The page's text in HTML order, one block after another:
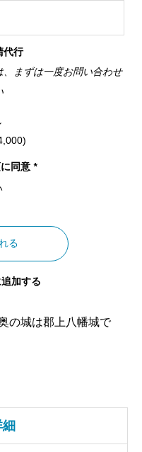
代行
まずは一度お問い合わせ
)
同意 *
る
加する
の城は郡上八幡城で